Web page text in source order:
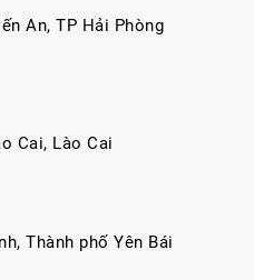
An, TP Hải Phòng
Cai, Lào Cai
Thành phố Yên Bái